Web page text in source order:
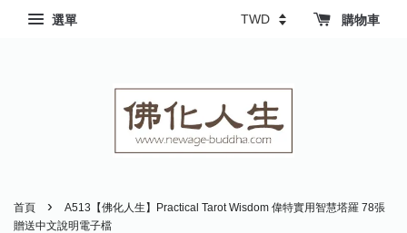
選單 購物車
首頁 ›
A513【佛化人生】Practical Tarot Wisdom 偉特實用智慧塔羅 78張
贈送中文說明電子檔